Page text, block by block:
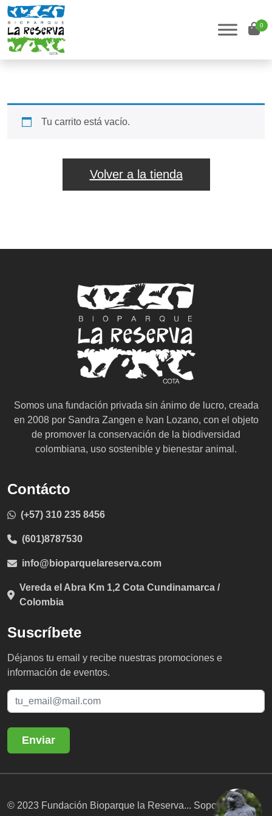
0
Tu carrito está vacío.
Volver a la tienda
Somos una fundación privada sin ánimo de lucro, creada
en 2008 por Sandra Zangen e Ivan Lozano, con el objeto
de promover la conservación de la biodiversidad
colombiana, uso sostenible y bienestar animal.
Contácto
(+57) 310 235 8456
(601)8787530
info@bioparquelareserva.com
Vereda el Abra Km 1,2 Cota Cundinamarca /
Colombia
Suscríbete
Déjanos tu email y recibe nuestras promociones e
información de eventos.
© 2023 Fundación Bioparque la Reserva... Soportado por